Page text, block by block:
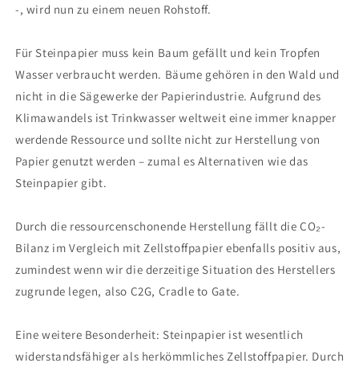
-, wird nun zu einem neuen Rohstoff.
Für Steinpapier muss kein Baum gefällt und kein Tropfen
Wasser verbraucht werden. Bäume gehören in den Wald und
nicht in die Sägewerke der Papierindustrie. Aufgrund des
Klimawandels ist Trinkwasser weltweit eine immer knapper
werdende Ressource und sollte nicht zur Herstellung von
Papier genutzt werden – zumal es Alternativen wie das
Steinpapier gibt.
Durch die ressourcenschonende Herstellung fällt die CO₂-
Bilanz im Vergleich mit Zellstoffpapier ebenfalls positiv aus,
zumindest wenn wir die derzeitige Situation des Herstellers
zugrunde legen, also C2G, Cradle to Gate.
Eine weitere Besonderheit: Steinpapier ist wesentlich
widerstandsfähiger als herkömmliches Zellstoffpapier. Durch